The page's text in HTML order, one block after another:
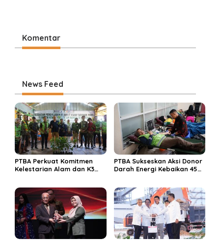
Komentar
News Feed
PTBA Perkuat Komitmen
Kelestarian Alam dan K3
PTBA Sukseskan Aksi Donor
Darah Energi Kebaikan 45